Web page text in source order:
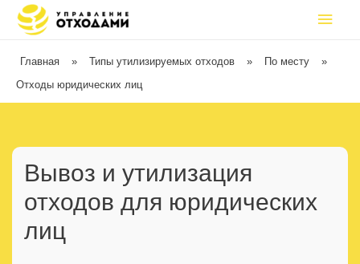
Главная » Типы утилизируемых отходов » По месту
»
Отходы юридических лиц
Вывоз и утилизация
отходов для юридических
лиц